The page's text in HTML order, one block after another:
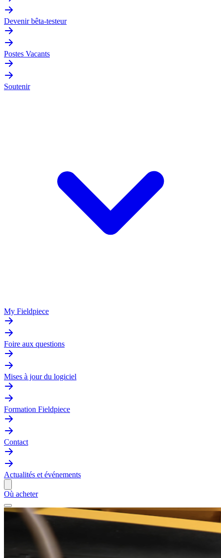
Devenir bêta-testeur
Postes Vacants
Soutenir
My Fieldpiece
Foire aux questions
Mises à jour du logiciel
Formation Fieldpiece
Contact
Actualités et événements
Où acheter